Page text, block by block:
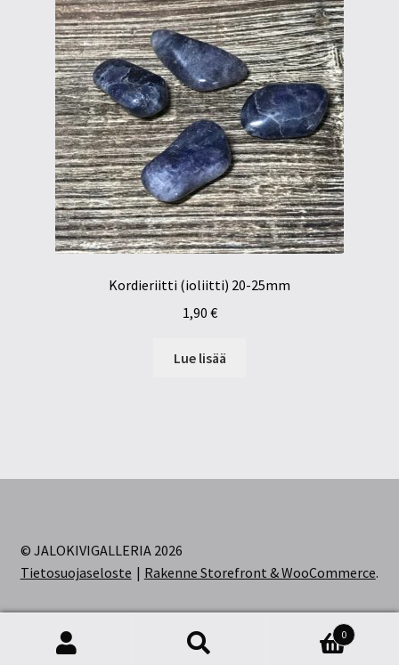
Kordieriitti (ioliitti) 20-25mm
1,90 €
Lue lisää
© JALOKIVIGALLERIA 2026
Tietosuojaseloste
Rakenne Storefront & WooCommerce.
0